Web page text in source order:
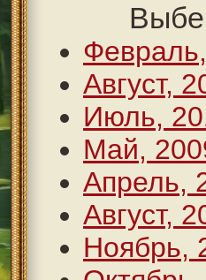
Август,
Июль,
Май,
Апрель,
Август,
Ноябрь,